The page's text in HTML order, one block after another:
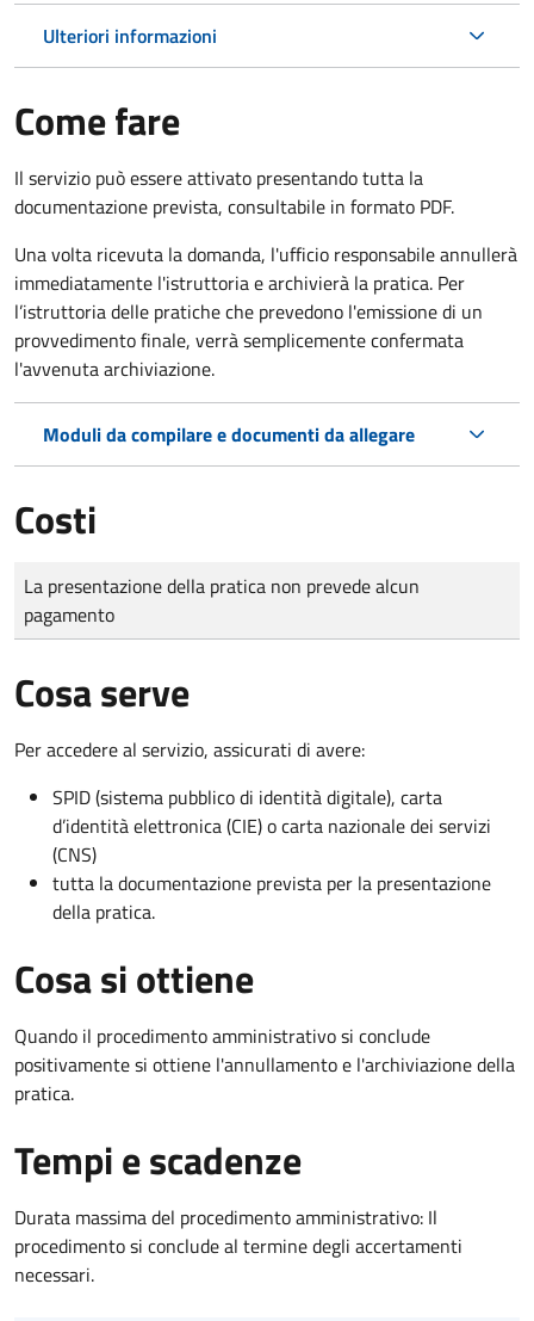
Ulteriori informazioni
Come fare
Il servizio può essere attivato presentando tutta la
documentazione prevista, consultabile in formato PDF.
Una volta ricevuta la domanda, l'ufficio responsabile annullerà
immediatamente l'istruttoria e archivierà la pratica. Per
l’istruttoria delle pratiche che prevedono l'emissione di un
provvedimento finale, verrà semplicemente confermata
l'avvenuta archiviazione.
Moduli da compilare e documenti da allegare
Costi
Tipo di pagamento
Importo
La presentazione della pratica non prevede alcun
pagamento
Cosa serve
Per accedere al servizio, assicurati di avere:
SPID (sistema pubblico di identità digitale), carta
d’identità elettronica (CIE) o carta nazionale dei servizi
(CNS)
tutta la documentazione prevista per la presentazione
della pratica.
Cosa si ottiene
Quando il procedimento amministrativo si conclude
positivamente si ottiene l'annullamento e l'archiviazione della
pratica.
Tempi e scadenze
Durata massima del procedimento amministrativo: Il
procedimento si conclude al termine degli accertamenti
necessari.